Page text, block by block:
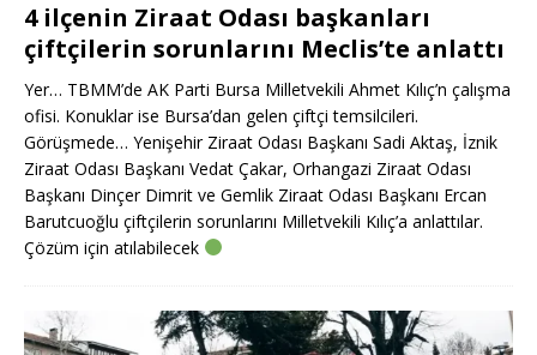
4 ilçenin Ziraat Odası başkanları
çiftçilerin sorunlarını Meclis’te anlattı
Yer… TBMM’de AK Parti Bursa Milletvekili Ahmet Kılıç’n çalışma
ofisi. Konuklar ise Bursa’dan gelen çiftçi temsilcileri.
Görüşmede… Yenişehir Ziraat Odası Başkanı Sadi Aktaş, İznik
Ziraat Odası Başkanı Vedat Çakar, Orhangazi Ziraat Odası
Başkanı Dinçer Dimrit ve Gemlik Ziraat Odası Başkanı Ercan
Barutcuoğlu çiftçilerin sorunlarını Milletvekili Kılıç’a anlattılar.
Çözüm için atılabilecek